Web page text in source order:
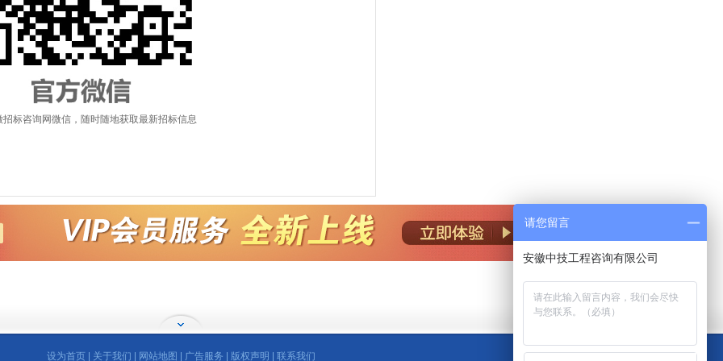
招标咨询网微信，随时随地获取最新招标信息
设为首页| 关于我们 网站地图 广告服务 版权声明 联系我们
请您留言
安徽中技工程咨询有限公司